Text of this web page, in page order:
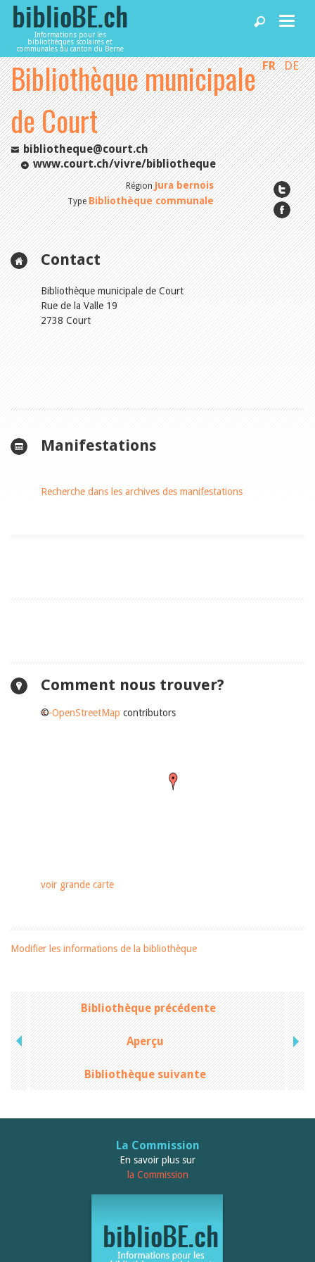
Informations pour les
bibliothèques scolaires et
communales du canton du Berne
Accueil
Articles
Bibliothèques
Agenda
Services
Utiliser biblioBE.ch
FR DE
Bibliothèque municipale
de Court
bibliotheque@court.ch
www.court.ch/vivre/bibliotheque
RégionJura bernois
TypeBibliothèque communale
Contact
Bibliothèque municipale de Court
Rue de la Valle 19
2738 Court
Manifestations
Recherche dans les archives des manifestations
Comment nous trouver?
+−
©OpenStreetMap contributors
voir grande carte
Modifier les informations de la bibliothèque
Bibliothèque précédente
Aperçu
Bibliothèque suivante
La Commission
En savoir plus sur
la Commission